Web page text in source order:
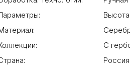
С
Россия